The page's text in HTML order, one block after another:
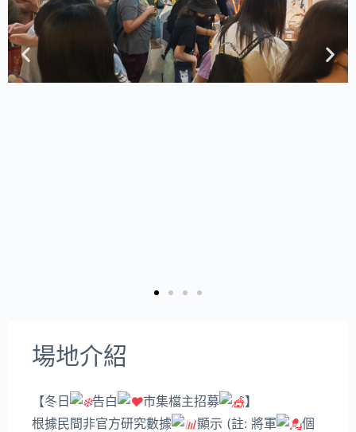
場地介紹
【冬日 告白 市集檔主招募
】
根據民間非官方研究數據
顯示 (註: 將軍
個